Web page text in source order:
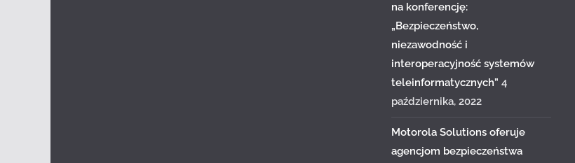
na konferencję:
„Bezpieczeństwo,
niezawodność i
interoperacyjność systemów
teleinformatycznych” 4
października, 2022
Motorola Solutions oferuje
agencjom bezpieczeństwa